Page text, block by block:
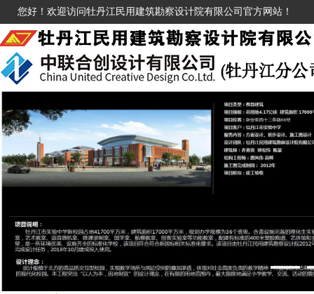
您好！欢迎访问牡丹江民用建筑勘察设计院有限公司官方网站！